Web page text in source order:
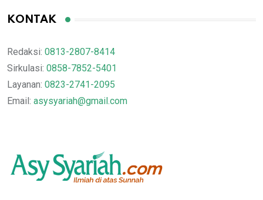
KONTAK
Redaksi: 0813-2807-8414
Sirkulasi: 0858-7852-5401
Layanan: 0823-2741-2095
Email: asysyariah@gmail.com